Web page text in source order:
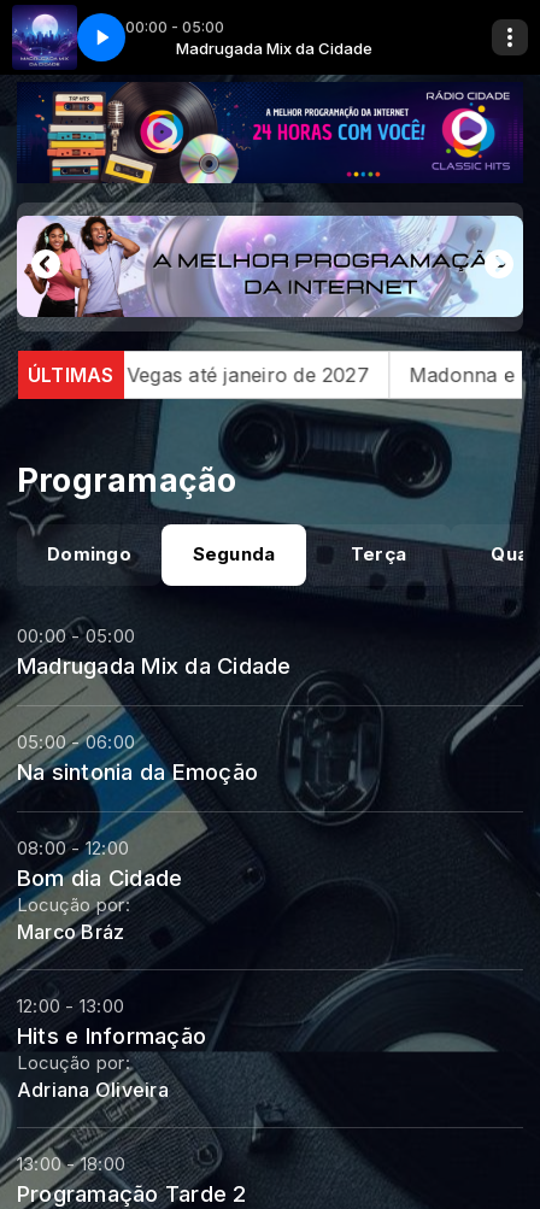
00:00 - 05:00
Madrugada Mix da Cidade
Sting - Englishman In New York
ÚLTIMASaté janeiro de 2027 Madonna e Kylie
Programação
Domingo Segunda Terça
00:00 - 05:00
Madrugada Mix da Cidade
05:00 - 06:00
Na sintonia da Emoção
08:00 - 12:00
Bom dia Cidade
Locução por:
Marco Bráz
12:00 - 13:00
Hits e Informação
Locução por:
Adriana Oliveira
13:00 - 18:00
Programação Tarde 2